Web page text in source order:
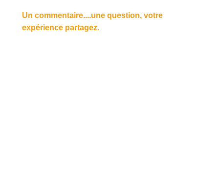
Un commentaire....une question, votre
expérience partagez.